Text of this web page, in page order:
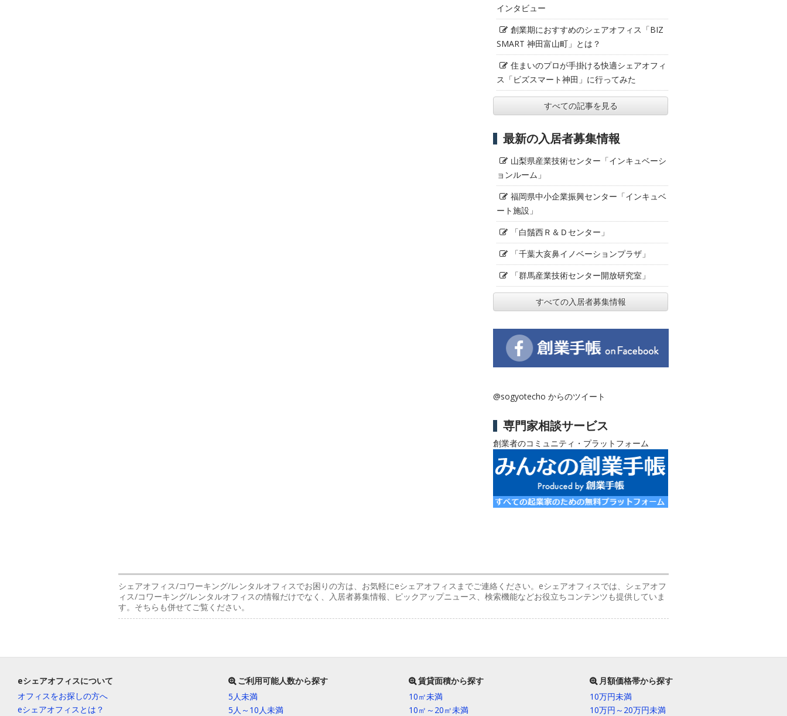
インタビュー
創業期におすすめのシェアオフィス「BIZ
SMART 神田富山町」とは？
住まいのプロが手掛ける快適シェアオフィ
ス「ビズスマート神田」に行ってみた
すべての記事を見る
最新の入居者募集情報
山梨県産業技術センター「インキュベーシ
ョンルーム」
福岡県中小企業振興センター「インキュベ
ート施設」
「白鬚西Ｒ＆Ｄセンター」
「千葉大亥鼻イノベーションプラザ」
「群馬産業技術センター開放研究室」
すべての入居者募集情報
@sogyotecho からのツイート
専門家相談サービス
創業者のコミュニティ・プラットフォーム
シェアオフィス/コワーキング/レンタルオフィスでお困りの方は、お気軽にeシェアオフィスまでご連絡ください。eシェアオフィスでは、シェアオフ
ィス/コワーキング/レンタルオフィスの情報だけでなく、入居者募集情報、ピックアップニュース、検索機能などお役立ちコンテンツも提供していま
す。そちらも併せてご覧ください。
eシェアオフィスについて
オフィスをお探しの方へ
eシェアオフィスとは？
ご利用可能人数から探す
5人未満
5人～10人未満
賃貸面積から探す
10㎡未満
10㎡～20㎡未満
月額価格帯から探す
10万円未満
10万円～20万円未満